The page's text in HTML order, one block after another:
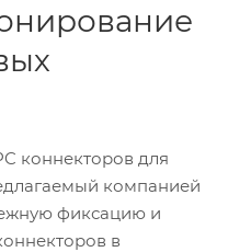
коннекторов для
компанией
фиксацию и
в